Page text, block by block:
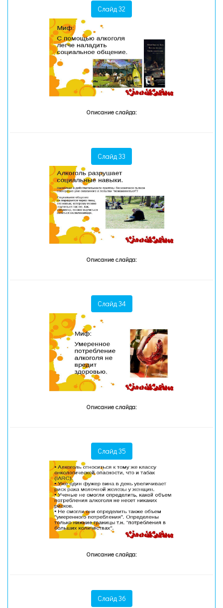
Слайд 32
Описание слайда:
Слайд 33
Описание слайда:
Слайд 34
Описание слайда:
Слайд 35
Описание слайда:
Слайд 36